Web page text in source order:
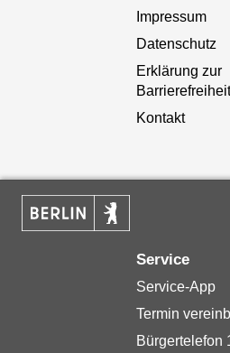
Impressum
Datenschutz
Erklärung zur
Barrierefreiheit
Kontakt
Service
Service-App
Termin
Bürgertelefon